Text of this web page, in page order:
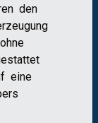
den
eine